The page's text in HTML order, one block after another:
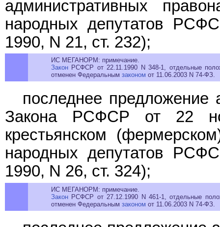
административных
народных депутатов
1990, N 21, ст. 232);
ИС МЕГАНОРМ: примечание.
Закон РСФСР от 22.11.1990 N 348-1, отдельные
отменен Федеральным законом от 11.06.2003 N 74-ФЗ.
последнее предложение
Закона РСФСР от 22
крестьянском
народных депутатов
1990, N 26, ст. 324);
ИС МЕГАНОРМ: примечание.
Закон РСФСР от 27.12.1990 N 461-1, отдельные
отменен Федеральным законом от 11.06.2003 N 74-ФЗ.